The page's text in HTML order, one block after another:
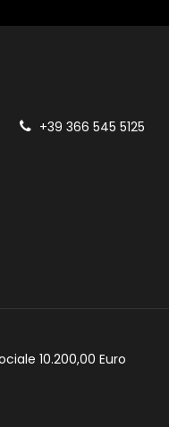
+39 366 545 5125
10.200,00 Euro